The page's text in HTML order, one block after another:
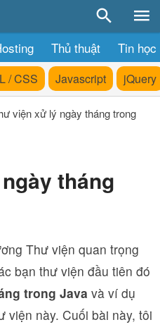
Thủ thuật Tin học
/ CSS Javascript jQuery
viện xử lý ngày tháng trong
tháng
Thư viện quan trọng
bạn thư viện đầu tiên đó
trong Java và ví dụ
viện này. Cuối bài này, tôi